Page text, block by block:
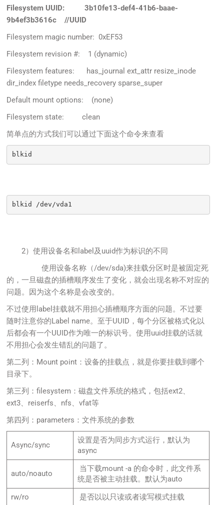
Filesystem UUID: 3b10fe13-def4-41b6-baae-
9b4ef3b3616c //UUID
Filesystem magic number: 0xEF53
Filesystem revision #: 1 (dynamic)
Filesystem features: has_journal ext_attr resize_inode
dir_index filetype needs_recovery sparse_super
Default mount options: (none)
Filesystem state: clean
简单点的方式我们可以通过下面这个命令来查看
blkid
blkid /dev/vda1
2）使用设备名和label及uuid作为标识的不同
使用设备名称（/dev/sda)来挂载分区时是被固定死
的，一旦磁盘的插槽顺序发生了变化，就会出现名称不对应的
问题。因为这个名称是会改变的。
不过使用label挂载就不用担心插槽顺序方面的问题。不过要
随时注意你的Label name。至于UUID，每个分区被格式化以
后都会有一个UUID作为唯一的标识号。使用uuid挂载的话就
不用担心会发生错乱的问题了。
第二列：Mount point：设备的挂载点，就是你要挂载到哪个
目录下。
第三列：filesystem：磁盘文件系统的格式，包括ext2、
ext3、reiserfs、nfs、vfat等
第四列：parameters：文件系统的参数
Async/sync
设置是否为同步方式运行，默认为
async
auto/noauto
当下载mount -a 的命令时，此文件系
统是否被主动挂载。默认为auto
rw/ro
是否以以只读或者读写模式挂载